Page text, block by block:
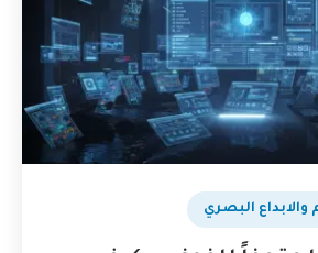
البصري